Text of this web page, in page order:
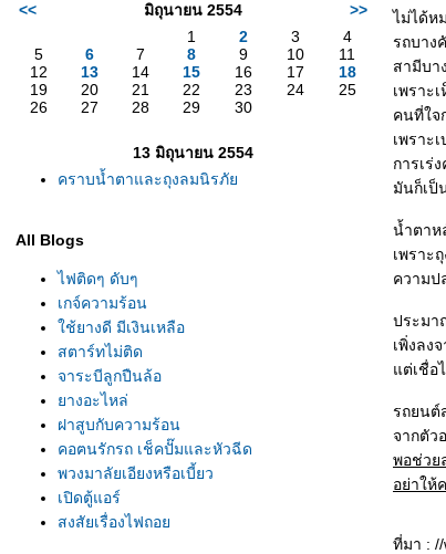
<< มิถุนายน 2554
>>
1
2 3
4
5
6 7 8 9 10
11
12
13 14 15 16 17
18
19
20 21 22 23 24
25
26
27 28 29 30
13 มิถุนายน 2554
คราบน้ำตาและถุงลมนิรภั
All Blogs
ไฟติดๆ ดับๆ
เกจ์ความร้อน
ช้ยางดี มีเงินเหลือ
สตาร์ทไม่ติด
จาระบีลูกปืนล้อ
างอะไหล่
ฝาสูบกับความร้อน
คอฅนรักรถ เช็คปั๊มและหัวฉีด
พวงมาลัยเอียงหรือเบี้ยว
เปิดตู้แอร์
สงสัยเรื่องไฟถอ
ไม่ได้ห
รถบาง
สามีบา
เพราะ
คนที่ใจ
เพราะ
การเร่
มันก็เป็
น้ำตาห
เพราะ
ความป
ประมา
เพิ่งลง
ต่เชื่อไ
รถยนต์
จากตัว
พอช่วย
อย่าให้
ที่มา : //